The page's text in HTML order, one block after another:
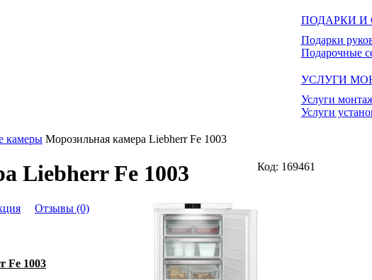
ПОДАРКИ И
Подарки
Подарочные
УСЛУГИ
Услуги
Услуги
камеры Морозильная камера Liebherr Fe 1003
Код: 169461
Liebherr Fe 1003
Отзывы (0)
Fe 1003